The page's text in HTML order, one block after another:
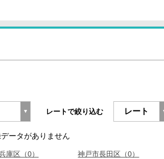
レートで絞り込む
ータがありません
庫区（0） 神戸市長田区（0）